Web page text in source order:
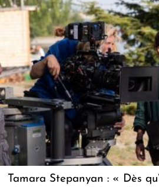
Tamara Stepanyan : « Dès